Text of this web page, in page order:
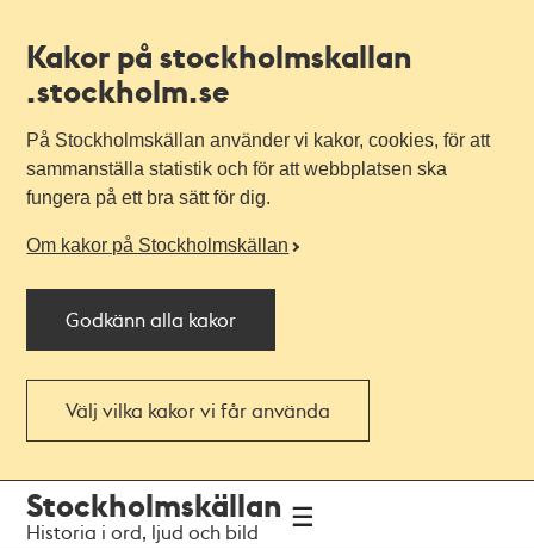
Kakor på stockholmskallan
.stockholm.se
På Stockholmskällan använder vi kakor, cookies, för att
sammanställa statistik och för att webbplatsen ska
fungera på ett bra sätt för dig.
Om kakor på Stockholmskällan
Godkänn alla kakor
Välj vilka kakor vi får använda
navigationen
huvudinnehållet
Stockholmskällan
Historia i ord, ljud och bild